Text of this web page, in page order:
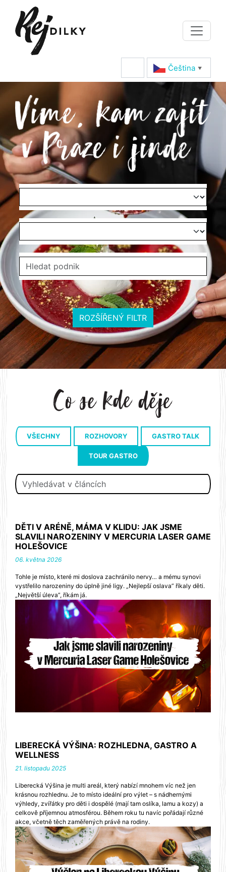
Čeština‎ ▼
ROZŠÍŘENÝ FILTR
VŠECHNY ROZHOVORY GASTRO TALK
TOUR GASTRO
v
DĚTI V ARÉNĚ, MÁMA V KLIDU: JAK JSME
SLAVILI NAROZENINY V MERCURIA LASER GAME
HOLEŠOVICE
06. května 2026
Tohle je místo, které mi doslova zachránilo nervy… a mému synovi
vystřelilo narozeniny do úplně jiné ligy. „Nejlepší oslava” říkaly děti.
„Největší úleva”, říkám já.
LIBERECKÁ VÝŠINA: ROZHLEDNA, GASTRO A
WELLNESS
21. listopadu 2025
Liberecká Výšina je multi areál, který nabízí mnohem víc než jen
krásnou rozhlednu. Je to místo ideální pro výlet – s nádhernými
výhledy, zvířátky pro děti i dospělé (mají tam oslíka, lamu a kozy) a
celkově příjemnou atmosférou. Během roku tu navíc pořádají různé
akce, včetně těch zaměřených právě na rodiny.